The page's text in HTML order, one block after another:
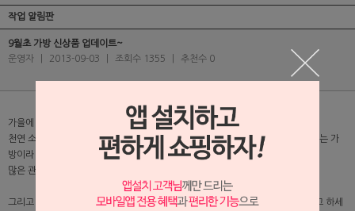
작업 알림판
9월초 가방 신상품 업데이트~
운영자
2013-09-03 조회수 1355 추천수 0
가을에 접어 들면서 저렴한 소가죽 가방 몆 점을 올렸습니다.
천연 소가죽으로 고급스러운 상품은 아니지만 가격대비 실용적으로 이용 할 수 있는 가
방이라 생각합니다.
많은 관심 부탁드려요~~
그리고 한정수량만 판매되는 아이템으로 품절시엔 재입고가 안되는 상품인점 참고 하세